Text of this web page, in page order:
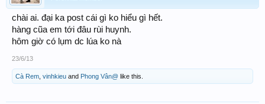
chài ai. đại ka post cái gì ko hiểu gì hết.
hàng cũa em tới đâu rùi huynh.
hôm giờ có lụm dc lúa ko nà
23/6/13
Cà Rem vinhkieu and Phong Vân@ like this.